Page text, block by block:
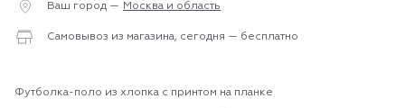
Ваш город — Москва и область
Самовывоз из магазина, сегодня — бесплатно
Футболка-поло из хлопка с принтом на планке